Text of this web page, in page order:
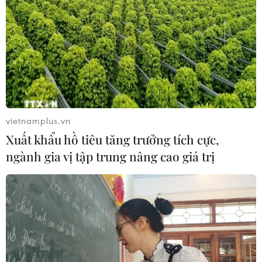
Mở đợt cao điểm ngăn
chặn, phòng chống thuốc,
thực phẩm bảo vệ sức
khỏe giả
Bộ Y tế phát động cao điểm chống thuốc, thực
phẩm giả, hàng lậu, bảo vệ người tiêu dùng từ
triển khai.
vietnamplus.vn
Xuất khẩu hồ tiêu tăng trưởng tích cực,
ngành gia vị tập trung nâng cao giá trị